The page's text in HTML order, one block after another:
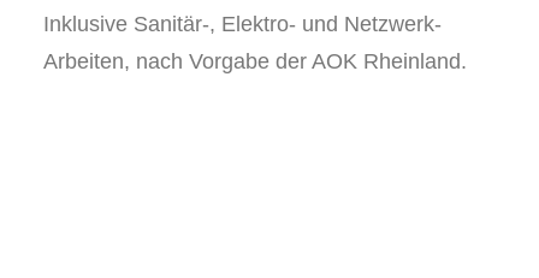
Inklusive Sanitär-, Elektro- und Netzwerk-
Arbeiten, nach Vorgabe der AOK Rheinland.